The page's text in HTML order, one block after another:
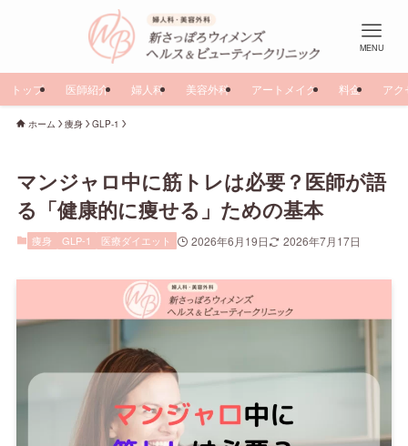
MENU
トップ 医師紹介 婦人科 美容外科 アートメイク 料金 アク
ホーム 痩身 GLP-1
マンジャロ中に筋トレは必要？医師が語
る「健康的に痩せる」ための基本
痩身 GLP-1 医療ダイエット 2026年6月19日 2026年7月17日